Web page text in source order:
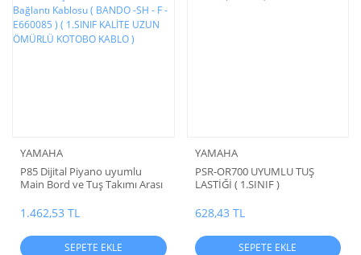
YAMAHA
P85 Dijital Piyano uyumlu
Main Bord ve Tuş Takımı Arası
-SH - F - E660085 ) ( 1.SINIF
KALİTE UZUN ÖMÜRLÜ
KOTOBO KABLO )
1.462,53 TL
SEPETE EKLE
YAMAHA
PSR-OR700 UYUMLU TUŞ
LASTİĞİ ( 1.SINIF )
628,43 TL
SEPETE EKLE